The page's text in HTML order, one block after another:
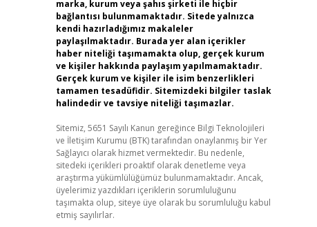
marka, kurum veya şahıs şirketi ile hiçbir
bağlantısı bulunmamaktadır. Sitede yalnızca
kendi hazırladığımız makaleler
paylaşılmaktadır. Burada yer alan içerikler
haber niteliği taşımamakta olup, gerçek kurum
ve kişiler hakkında paylaşım yapılmamaktadır.
Gerçek kurum ve kişiler ile isim benzerlikleri
tamamen tesadüfidir. Sitemizdeki bilgiler taslak
halindedir ve tavsiye niteliği taşımazlar.
Sitemiz, 5651 Sayılı Kanun gereğince Bilgi Teknolojileri
ve İletişim Kurumu (BTK) tarafından onaylanmış bir Yer
Sağlayıcı olarak hizmet vermektedir. Bu nedenle,
sitedeki içerikleri proaktif olarak denetleme veya
araştırma yükümlülüğümüz bulunmamaktadır. Ancak,
üyelerimiz yazdıkları içeriklerin sorumluluğunu
taşımakta olup, siteye üye olarak bu sorumluluğu kabul
etmiş sayılırlar.